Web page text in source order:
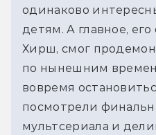
одинаково
детям. А главное,
Хирш, смог
по нынешним
вовремя
посмотрели
мультсериала и